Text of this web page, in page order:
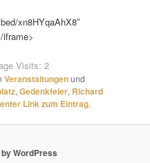
xn8HYqaAhX8″
iframe>
Visits: 2
Veranstaltungenund
,Gedenkfeier, Richard
Link zum Eintrag.
WordPress